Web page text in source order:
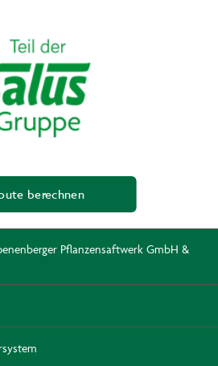
berechnen
Pflanzensaftwerk GmbH &